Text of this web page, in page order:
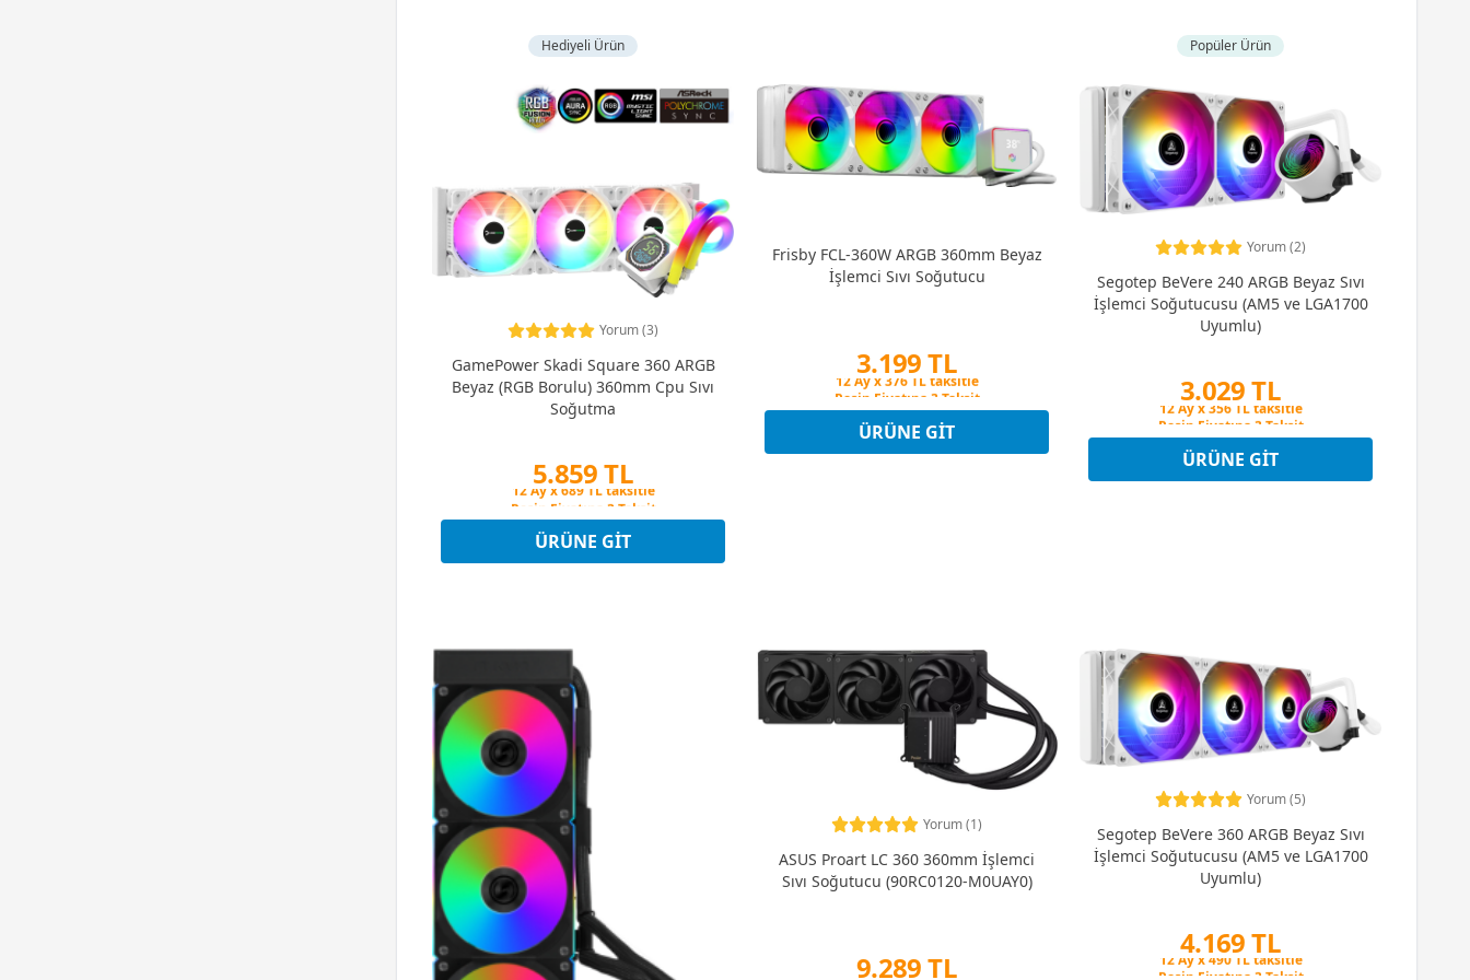
Hediyeli Ürün
Yorum (3)
GamePower Skadi Square 360 ARGB
Beyaz (RGB Borulu) 360mm Cpu Sıvı
Soğutma
5.859 TL
Peşin Fiyatına 3 Taksit
Peşin Fiyatına 3 Taksit
ÜRÜNE GIT
Frisby FCL-360W ARGB 360mm Beyaz
İşlemci Sıvı Soğutucu
3.199 TL
Peşin Fiyatına 3 Taksit
Peşin Fiyatına 3 Taksit
ÜRÜNE GIT
Popüler Ürün
Yorum (2)
Segotep BeVere 240 ARGB Beyaz Sıvı
İşlemci Soğutucusu (AM5 ve LGA1700
Uyumlu)
3.029 TL
Peşin Fiyatına 3 Taksit
Peşin Fiyatına 3 Taksit
ÜRÜNE GIT
Yorum (1)
ASUS Proart LC 360 360mm İşlemci
Sıvı Soğutucu (90RC0120-M0UAY0)
9.289 TL
Yorum (5)
Segotep BeVere 360 ARGB Beyaz Sıvı
İşlemci Soğutucusu (AM5 ve LGA1700
Uyumlu)
4.169 TL
Peşin Fiyatına 3 Taksit